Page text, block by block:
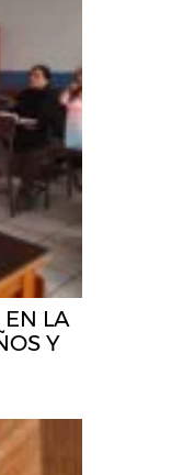
EN LA
Y